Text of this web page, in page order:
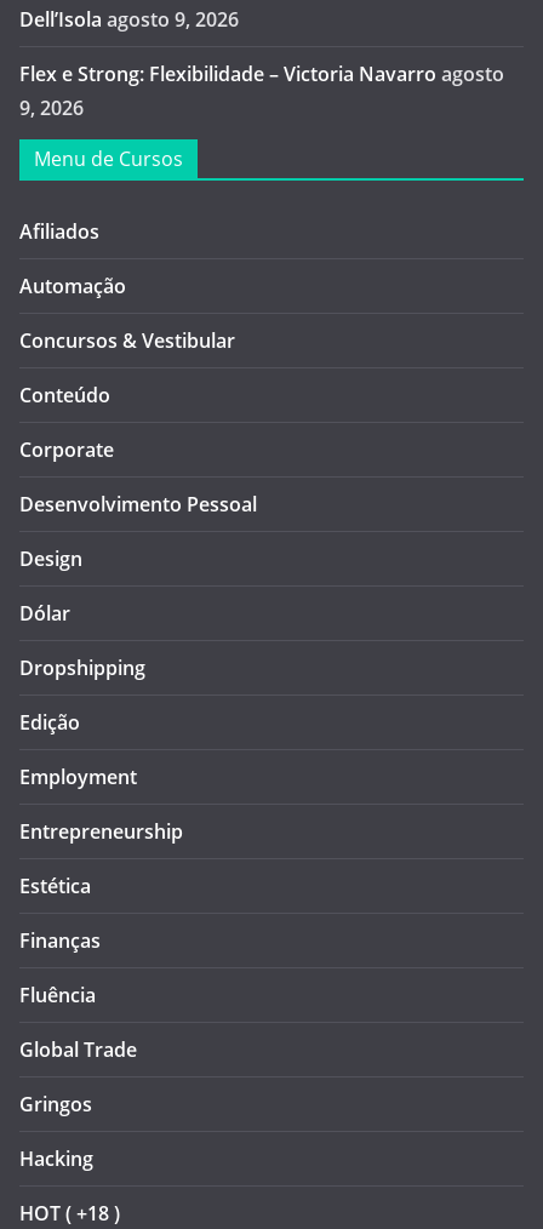
Dell’Isola agosto 9, 2026
Flex e Strong: Flexibilidade – Victoria Navarro agosto
9, 2026
Menu de Cursos
Afiliados
Automação
Concursos & Vestibular
Conteúdo
Corporate
Desenvolvimento Pessoal
Design
Dólar
Dropshipping
Edição
Employment
Entrepreneurship
Estética
Finanças
Fluência
Global Trade
Gringos
Hacking
HOT ( +18 )